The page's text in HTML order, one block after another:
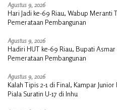
Agustus 9, 2026
Hari Jadi ke-69 Riau, Wabup Meranti
Pemerataan Pembangunan
Agustus 9, 2026
Hadiri HUT ke-69 Riau, Bupati
Pemerataan Pembangunan
Agustus 9, 2026
Kalah Tipis 2-1 di Final, Kampar
Piala Suratin U-17 di Inhu